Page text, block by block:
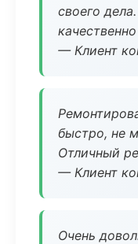
своего
— Клиент
быстро, не
Отличный
— Клиент
Очень